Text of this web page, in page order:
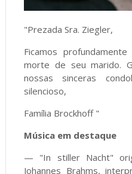
"Prezada Sra. Ziegler,
Ficamos
morte de seu marido.
nossas sinceras
silencioso,
Família Brockhoff "
Música em destaque
— "In stiller Nacht"
Johannes Brahms,